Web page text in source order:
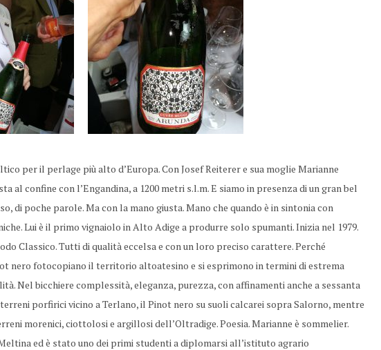
per il perlage più alto d’Europa. Con Josef Reiterer e sua moglie Marianne
al confine con l’Engandina, a 1200 metri s.l.m. E siamo in presenza di un gran bel
di poche parole. Ma con la mano giusta. Mano che quando è in sintonia con
Lui è il primo vignaiolo in Alto Adige a produrre solo spumanti. Inizia nel 1979.
Classico. Tutti di qualità eccelsa e con un loro preciso carattere. Perché
nero fotocopiano il territorio altoatesino e si esprimono in termini di estrema
Nel bicchiere complessità, eleganza, purezza, con affinamenti anche a sessanta
terreni porfirici vicino a Terlano, il Pinot nero su suoli calcarei sopra Salorno, mentre
morenici, ciottolosi e argillosi dell’Oltradige. Poesia. Marianne è sommelier.
ed è stato uno dei primi studenti a diplomarsi all’istituto agrario